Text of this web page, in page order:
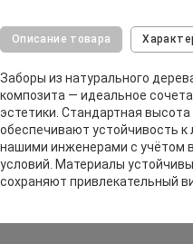
Описание товара
Заборы из натурального
композита — идеальное
эстетики. Стандартная
обеспечивают устойчивость
нашими инженерами с учётом
условий. Материалы
сохраняют привлекательный